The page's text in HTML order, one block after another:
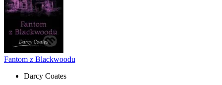
Fantom z Blackwoodu
Darcy Coates